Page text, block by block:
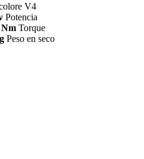
V4
Potencia
Nm Torque
Peso en seco